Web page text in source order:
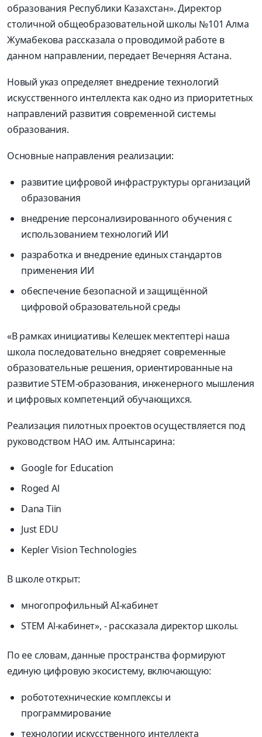
образования Республики Казахстан». Директор
столичной общеобразовательной школы №101 Алма
Жумабекова рассказала о проводимой работе в
данном направлении, передает Вечерняя Астана.
Новый указ определяет внедрение технологий
искусственного интеллекта как одно из приоритетных
направлений развития современной системы
образования.
Основные направления реализации:
развитие цифровой инфраструктуры организаций
образования
внедрение персонализированного обучения с
использованием технологий ИИ
разработка и внедрение единых стандартов
применения ИИ
обеспечение безопасной и защищённой
цифровой образовательной среды
«В рамках инициативы Келешек мектептері наша
школа последовательно внедряет современные
образовательные решения, ориентированные на
развитие STEM-образования, инженерного мышления
и цифровых компетенций обучающихся.
Реализация пилотных проектов осуществляется под
руководством НАО им. Алтынсарина:
Google for Education
Roged Al
Dana Tiin
Just EDU
Kepler Vision Technologies
В школе открыт:
многопрофильный AI-кабинет
STEM Al-кабинет», - рассказала директор школы.
По ее словам, данные пространства формируют
единую цифровую экосистему, включающую:
робототехнические комплексы и
программирование
технологии искусственного интеллекта